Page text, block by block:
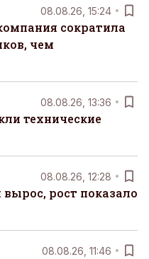
08.08.26, 15:24
сократила
чем
08.08.26, 13:36
технические
08.08.26, 12:28
рост показало
08.08.26, 11:46